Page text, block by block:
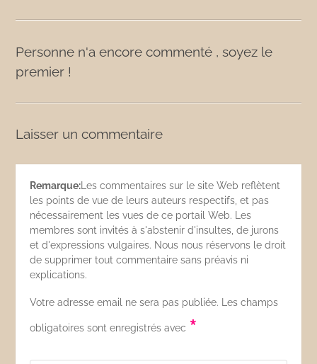
Personne n'a encore commenté , soyez le
premier !
Laisser un commentaire
Remarque: Les commentaires sur le site Web reflètent
les points de vue de leurs auteurs respectifs, et pas
nécessairement les vues de ce portail Web. Les
membres sont invités à s'abstenir d'insultes, de jurons
et d'expressions vulgaires. Nous nous réservons le droit
de supprimer tout commentaire sans préavis ni
explications.
Votre adresse email ne sera pas publiée. Les champs
obligatoires sont enregistrés avec *